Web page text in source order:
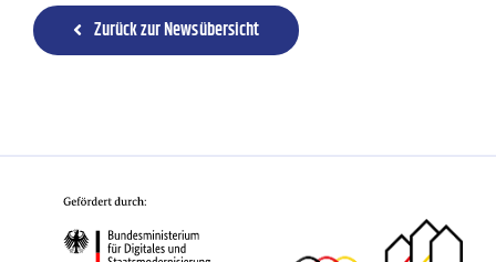
Zurück zur Newsübersicht